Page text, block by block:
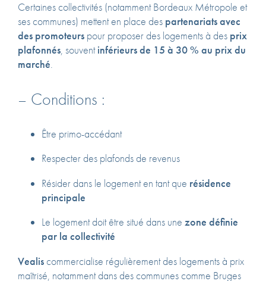
Certaines collectivités (notamment Bordeaux Métropole et
ses communes) mettent en place des partenariats avec
des promoteurs pour proposer des logements à des prix
plafonnés, souventinférieurs de 15 à 30 % au prix du
marché.
– Conditions :
Être primo-accédant
Respecter des plafonds de revenus
Résider dans le logement en tant que résidence
principale
Le logement doit être situé dans une zone définie
par la collectivité
Vealiscommercialise régulièrement des logements à prix
maîtrisé, notamment dans des communes comme Bruges